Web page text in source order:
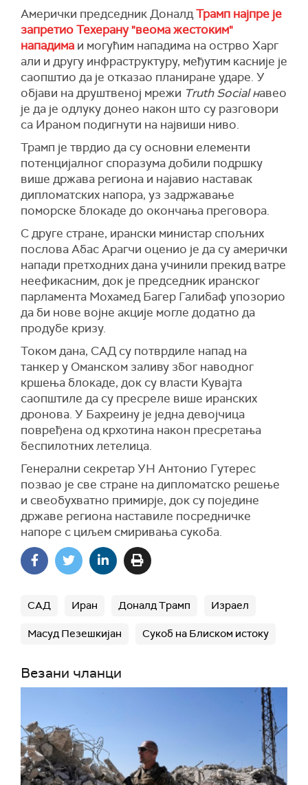
председнику Трампу на обећању да ће
коначни споразум постигнут на крају
преговора укључивати уклањање обогаћеног
уранијума, демонтажу инфраструктуре за
обогаћивање, ограничења производње ракета
и престанак иранске подршке својим
терористичким савезницима у региону",
наводи се у саопштењу.
(Times of Israel)
Амерички председник ДоналдТрамп најпре је
запретио Техерану "веома жестоким"
нападима и могућим нападима на острво Харг
али и другу инфраструктуру, међутим касније је
саопштио да је отказао планиране ударе. У
објави на друштвеној мрежи Truth Social навео
је да је одлуку донео након што су разговори
са Ираном подигнути на највиши ниво.
Трамп је тврдио да су основни елементи
потенцијалног споразума добили подршку
више држава региона и најавио наставак
дипломатских напора, уз задржавање
поморске блокаде до окончања преговора.
С друге стране, ирански министар спољних
послова Абас Арагчи оценио је да су амерички
напади претходних дана учинили прекид ватре
неефикасним, док је председник иранског
парламента Мохамед Багер Галибаф упозорио
да би нове војне акције могле додатно да
продубе кризу.
Током дана, САД су потврдиле напад на
танкер у Оманском заливу због наводног
кршења блокаде, док су власти Кувајта
саопштиле да су пресреле више иранских
дронова. У Бахреину је једна девојчица
повређена од крхотина након пресретања
беспилотних летелица.
Генерални секретар УН Антонио Гутерес
позвао је све стране на дипломатско решење
и свеобухватно примирје, док су поједине
државе региона наставиле посредничке
напоре с циљем смиривања сукоба.
САД Иран Доналд Трамп Израел
Масуд Пезешкијан Сукоб на Блиском истоку
Везани чланци